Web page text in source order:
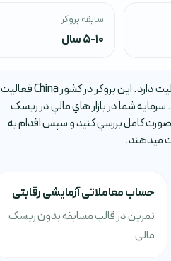
سابقه بروکر
5-10 سال
بروکر TIANHONG FUTURES يکي از بروکر هاي فارکس است که حدود 5-10 سال تجربه فعاليت دارد. اين بروکر در کشور China فعاليت
شما در بازار هاي مالي در ريسک
کامل بررسي کنيد و سپس اقدام به
ميدهند.
حساب معاملاتی آزمایشی رقابتی
تمرین در قالب مسابقه بدون ریسک
مالی